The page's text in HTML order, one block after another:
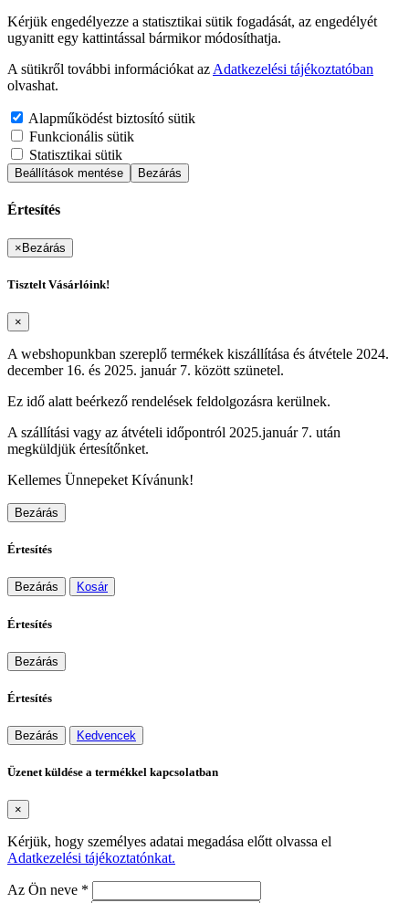
Kérjük engedélyezze a statisztikai sütik fogadását, az engedélyét
ugyanitt egy kattintással bármikor módosíthatja.
A sütikről további információkat az Adatkezelési tájékoztatóban
olvashat.
Alapműködést biztosító sütik
Funkcionális sütik
Statisztikai sütik
Beállítások mentése Bezárás
Értesítés
× Bezárás
Tisztelt Vásárlóink!
×
A webshopunkban szereplő termékek kiszállítása és átvétele 2024.
december 16. és 2025. január 7. között szünetel.
Ez idő alatt beérkező rendelések feldolgozásra kerülnek.
A szállítási vagy az átvételi időpontról 2025.január 7. után
megküldjük értesítőnket.
Kellemes Ünnepeket Kívánunk!
Bezárás
Értesítés
Bezárás Kosár
Értesítés
Bezárás
Értesítés
Bezárás Kedvencek
Üzenet küldése a termékkel kapcsolatban
×
Kérjük, hogy személyes adatai megadása előtt olvassa el
Adatkezelési tájékoztatónkat.
Az Ön neve *